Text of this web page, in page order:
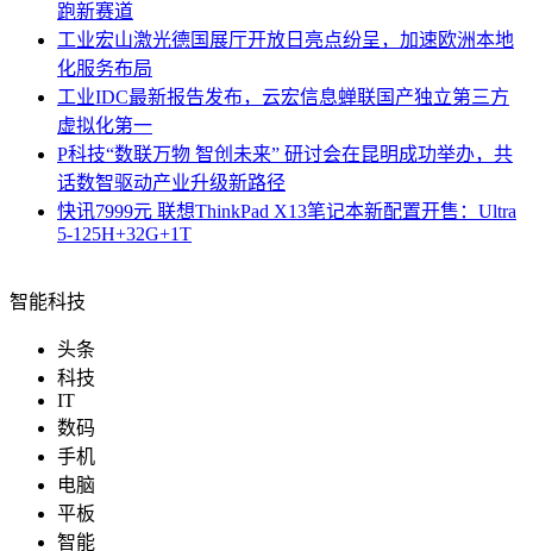
跑新赛道
工业宏山激光德国展厅开放日亮点纷呈，加速欧洲本地
化服务布局
工业IDC最新报告发布，云宏信息蝉联国产独立第三方
虚拟化第一
P科技“数联万物 智创未来” 研讨会在昆明成功举办，共
话数智驱动产业升级新路径
快讯7999元 联想ThinkPad X13笔记本新配置开售：Ultra
5-125H+32G+1T
智能科技
头条
科技
IT
数码
手机
电脑
平板
智能